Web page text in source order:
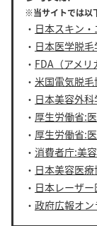
※当サイトでは以
・ 日本スキン
・ 日本医学脱
・ FDA（アメリ
・ 米国電気脱毛
・ 日本美容外
・ 厚生労働省:
・ 厚生労働省:
・ 消費者庁:美
・ 日本美容医療
・ 日本レーザ
・ 政府広報オ